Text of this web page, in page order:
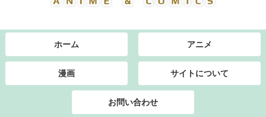
ホーム アニメ
漫画 サイトについて
お問い合わせ